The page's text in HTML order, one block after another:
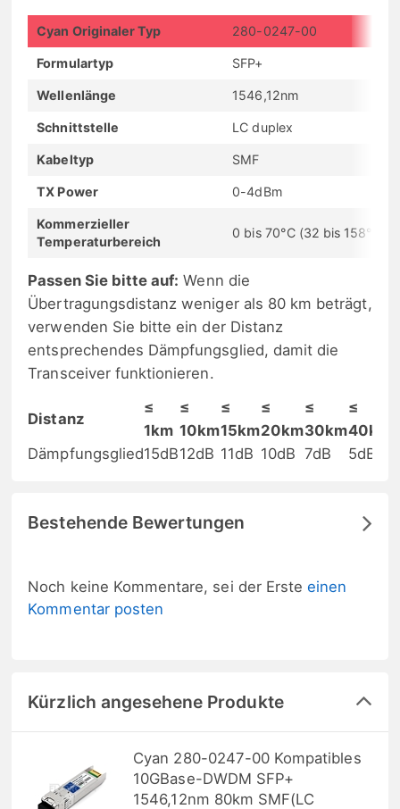
Cyan Originaler Typ 280-0247-00
Formulartyp SFP+
Wellenlänge 1546,12nm
Schnittstelle LC duplex
Kabeltyp SMF
TX Power 0-4dBm
Kommerzieller
Temperaturbereich
0 bis 70°C (32 bis 158°F)
Passen Sie bitte auf: Wenn die
Übertragungsdistanz weniger als 80 km beträgt,
verwenden Sie bitte ein der Distanz
entsprechendes Dämpfungsglied, damit die
Transceiver funktionieren.
Distanz
≤
1km
≤
10km
≤
15km
≤
20km
≤
30km
≤
40km
Dämpfungsglied15dB12dB 11dB 10dB 7dB 5dB
Bestehende Bewertungen
Noch keine Kommentare, sei der Ersteeinen
Kommentar posten
Kürzlich angesehene Produkte
Cyan 280-0247-00 Kompatibles
10GBase-DWDM SFP+
1546,12nm 80km SMF(LC